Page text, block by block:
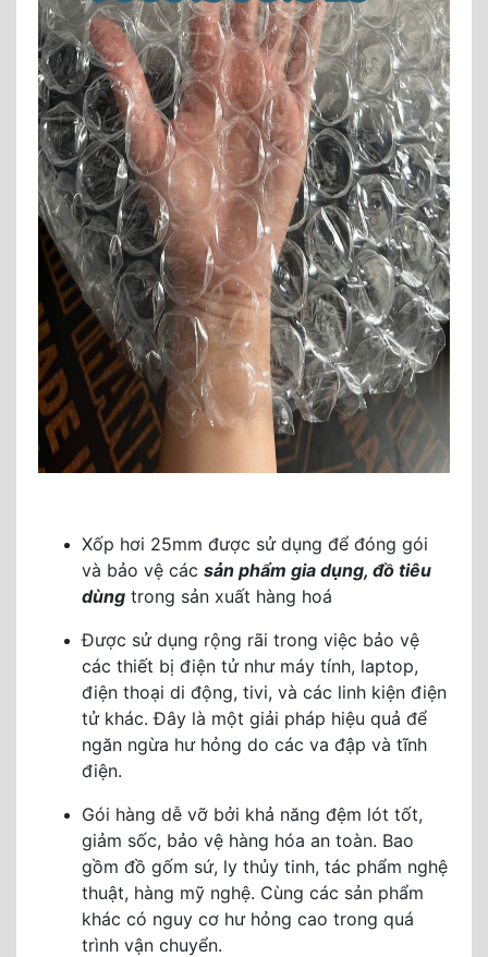
Xốp hơi 25mm được sử dụng để đóng gói
và bảo vệ các sản phẩm gia dụng, đồ tiêu
dùng trong sản xuất hàng hoá
Được sử dụng rộng rãi trong việc bảo vệ
các thiết bị điện tử như máy tính, laptop,
điện thoại di động, tivi, và các linh kiện điện
tử khác. Đây là một giải pháp hiệu quả để
ngăn ngừa hư hỏng do các va đập và tĩnh
điện.
Gói hàng dễ vỡ bởi khả năng đệm lót tốt,
giảm sốc, bảo vệ hàng hóa an toàn. Bao
gồm đồ gốm sứ, ly thủy tinh, tác phẩm nghệ
thuật, hàng mỹ nghệ. Cùng các sản phẩm
khác có nguy cơ hư hỏng cao trong quá
trình vận chuyển.